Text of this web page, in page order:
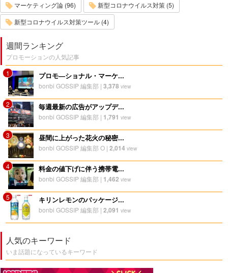
マーケティング論 (96)
新型コロナウイルス対策 (5)
新型コロナウイルス対策ツール (4)
週間ランキング
プロモーションの人気記事
1
プロモ―ショナル・マーケ...
bonbi GOSSIP 編集部 | 3,378 view
2 毎週最新の広告がアップデ...
bonbi GOSSIP 編集部 | 1,791 view
3 昼間に上がった花火の秘密...
bonbi GOSSIP 編集部 O | 2,014 view
4 料金の値下げに伴う携帯電...
bonbi GOSSIP 編集部 | 1,462 view
5 キリンレモンのパッケージ...
bonbi GOSSIP 編集部 | 2,091 view
人気のキーワード
いま話題になっているキーワード